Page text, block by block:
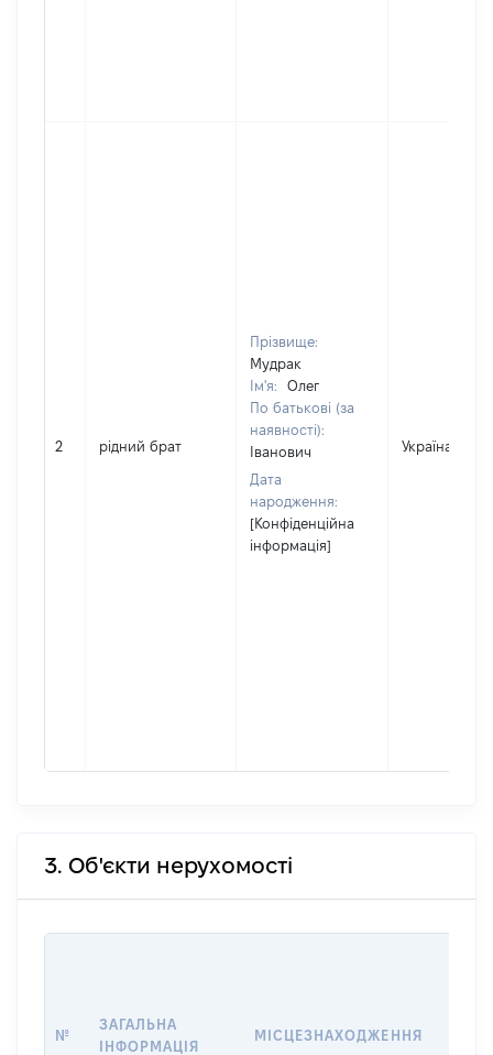
2 рідний брат
Прізвище:
Мудрак
Ім'я:
Олег
По батькові (за
наявності):
Іванович
Дата
народження:
[Конфіденційна
інформація]
Україна
3. Об'єкти нерухомості
№
ЗАГАЛЬНА
ІНФОРМАЦІЯ
МІСЦЕЗНАХОДЖЕННЯ